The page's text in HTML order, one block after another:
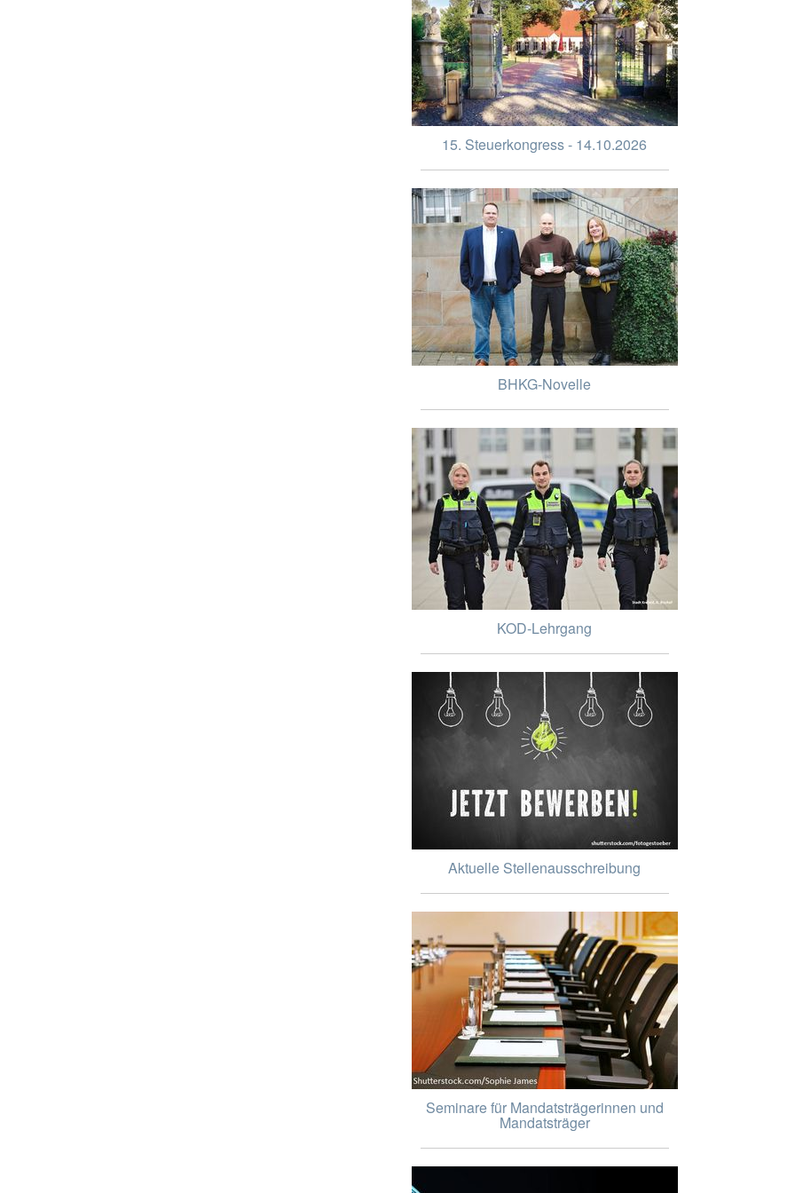
15. Steuerkongress - 14.10.2026
BHKG-Novelle
KOD-Lehrgang
Aktuelle Stellenausschreibung
Seminare für Mandatsträgerinnen und
Mandatsträger